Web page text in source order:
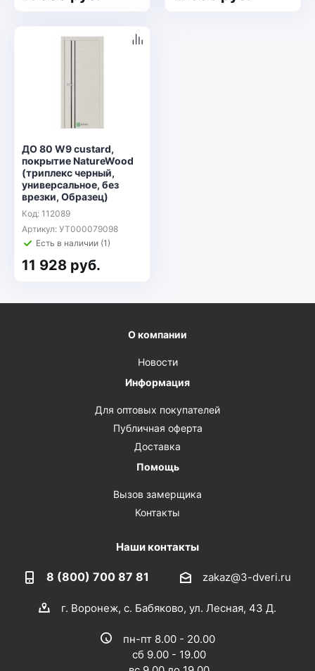
ДО 80 W9 custard,
покрытие NatureWood
(триплекс черный,
универсальное, без
врезки, Образец)
Код: 112089
Артикул: УТ000079098
Есть в наличии (1)
11 928 руб.
О компании
Новости
Информация
Для оптовых покупателей
Публичная оферта
Доставка
Помощь
Вызов замерщика
Контакты
Наши контакты
8 (800) 700 87 81 zakaz@3-dveri.ru
г. Воронеж, с. Бабяково, ул. Лесная, 43 Д.
пн-пт 8.00 - 20.00
сб 9.00 - 19.00